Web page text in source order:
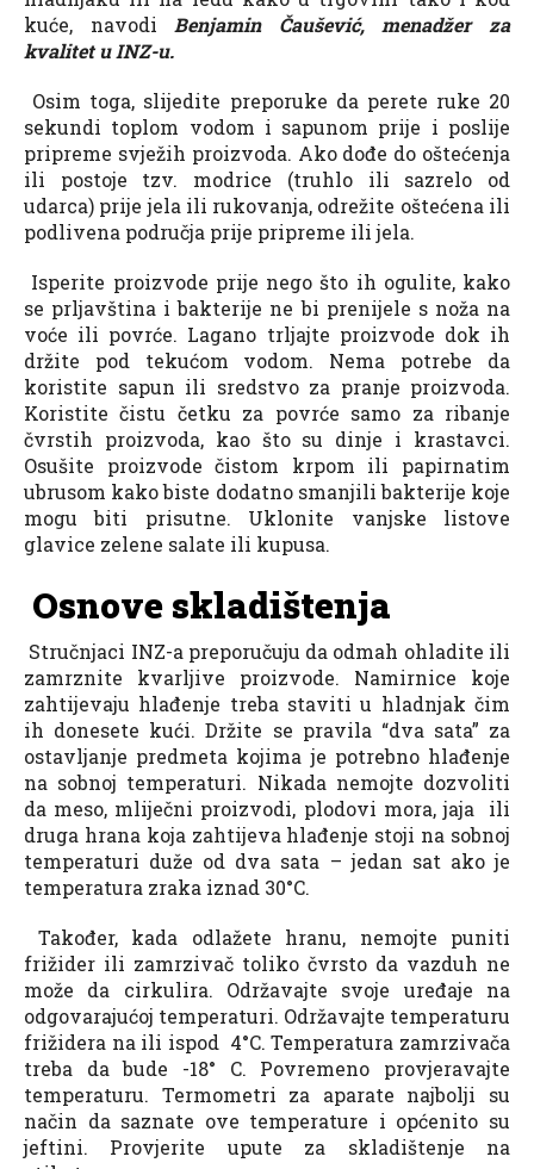
kuće, navodi Benjamin Čaušević, menadžer za
kvalitet u INZ-u.
Osim toga, slijedite preporuke da perete ruke 20
sekundi toplom vodom i sapunom prije i poslije
pripreme svježih proizvoda. Ako dođe do oštećenja
ili postoje tzv. modrice (truhlo ili sazrelo od
udarca) prije jela ili rukovanja, odrežite oštećena ili
podlivena područja prije pripreme ili jela.
Isperite proizvode prije nego što ih ogulite, kako
se prljavština i bakterije ne bi prenijele s noža na
voće ili povrće. Lagano trljajte proizvode dok ih
držite pod tekućom vodom. Nema potrebe da
koristite sapun ili sredstvo za pranje proizvoda.
Koristite čistu četku za povrće samo za ribanje
čvrstih proizvoda, kao što su dinje i krastavci.
Osušite proizvode čistom krpom ili papirnatim
ubrusom kako biste dodatno smanjili bakterije koje
mogu biti prisutne. Uklonite vanjske listove
glavice zelene salate ili kupusa.
Osnove skladištenja
Stručnjaci INZ-a preporučuju da odmah ohladite ili
zamrznite kvarljive proizvode. Namirnice koje
zahtijevaju hlađenje treba staviti u hladnjak čim
ih donesete kući. Držite se pravila “dva sata” za
ostavljanje predmeta kojima je potrebno hlađenje
na sobnoj temperaturi. Nikada nemojte dozvoliti
da meso, mliječni proizvodi, plodovi mora, jaja ili
druga hrana koja zahtijeva hlađenje stoji na sobnoj
temperaturi duže od dva sata – jedan sat ako je
temperatura zraka iznad 30°C.
Također, kada odlažete hranu, nemojte puniti
frižider ili zamrzivač toliko čvrsto da vazduh ne
može da cirkulira. Održavajte svoje uređaje na
odgovarajućoj temperaturi. Održavajte temperaturu
frižidera na ili ispod 4°C. Temperatura zamrzivača
treba da bude -18° C. Povremeno provjeravajte
temperaturu. Termometri za aparate najbolji su
način da saznate ove temperature i općenito su
jeftini. Provjerite upute za skladištenje na